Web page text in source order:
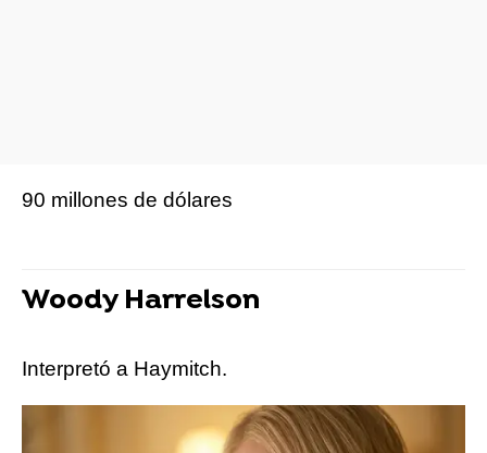
90 millones de dólares
Woody Harrelson
Interpretó a Haymitch.